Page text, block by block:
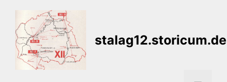
contenu
stalag12.storicum.de